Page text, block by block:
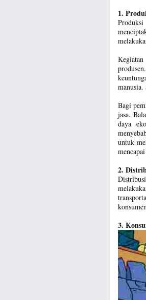
1.
Bagi
jasa.
daya
untuk
2.
3.